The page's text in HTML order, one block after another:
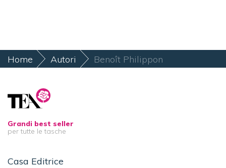
Home Autori Benoît Philippon
Grandi best seller
per tutte le tasche
Casa Editrice